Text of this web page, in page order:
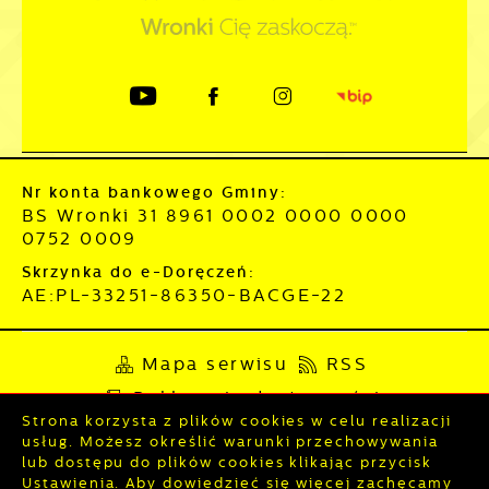
Nr konta bankowego Gminy:
BS Wronki 31 8961 0002 0000 0000
0752 0009
Skrzynka do e-Doręczeń:
AE:PL-33251-86350-BACGE-22
Mapa serwisu
RSS
Deklaracja dostępności
Polityka prywatności
Sygnalista
Strona korzysta z plików cookies w celu realizacji
usług. Możesz określić warunki przechowywania
lub dostępu do plików cookies klikając przycisk
Ustawienia. Aby dowiedzieć się więcej zachęcamy